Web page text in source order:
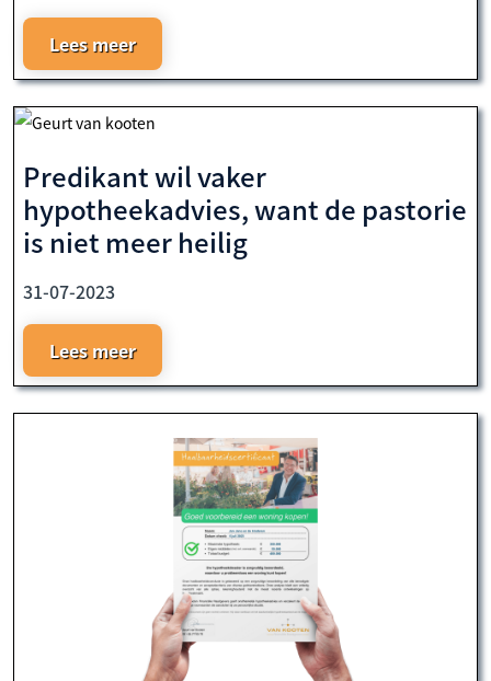
Lees meer
Predikant wil vaker
hypotheekadvies, want de pastorie
is niet meer heilig
31-07-2023
Lees meer